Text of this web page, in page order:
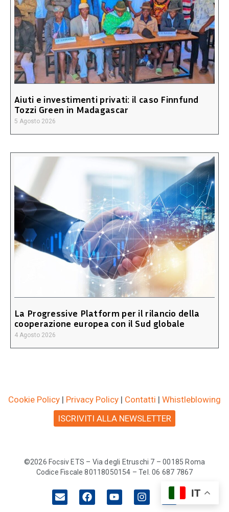
Aiuti e investimenti privati: il caso Finnfund
Tozzi Green in Madagascar
5 Agosto 2026
La Progressive Platform per il rilancio della
cooperazione europea con il Sud globale
4 Agosto 2026
Cookie Policy | Privacy Policy | Contatti | Whistleblowing
ISCRIVITI ALLA NEWSLETTER
©2026 Focsiv ETS – Via degli Etruschi 7 – 00185 Roma
Codice Fiscale 80118050154 – Tel. 06 687 7867
IT